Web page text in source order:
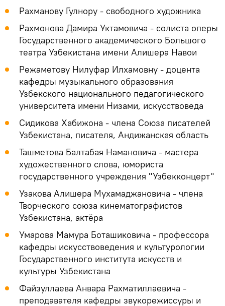
Рахманову Гулнору - свободного художника
Рахмонова Дамира Уктамовича - солиста оперы
Государственного академического Большого
театра Узбекистана имени Алишера Навои
Режаметову Нилуфар Илхамовну - доцента
кафедры музыкального образования
Узбекского национального педагогического
университета имени Низами, искусствоведа
Сидикова Хабижона - члена Союза писателей
Узбекистана, писателя, Андижанская область
Ташметова Балтабая Намановича - мастера
художественного слова, юмориста
государственного учреждения "Узбекконцерт"
Узакова Алишера Мухамаджановича - члена
Творческого союза кинематографистов
Узбекистана, актёра
Умарова Мамура Боташиковича - профессора
кафедры искусствоведения и культурологии
Государственного института искусств и
культуры Узбекистана
Файзуллаева Анвара Рахматиллаевича -
преподавателя кафедры звукорежиссуры и